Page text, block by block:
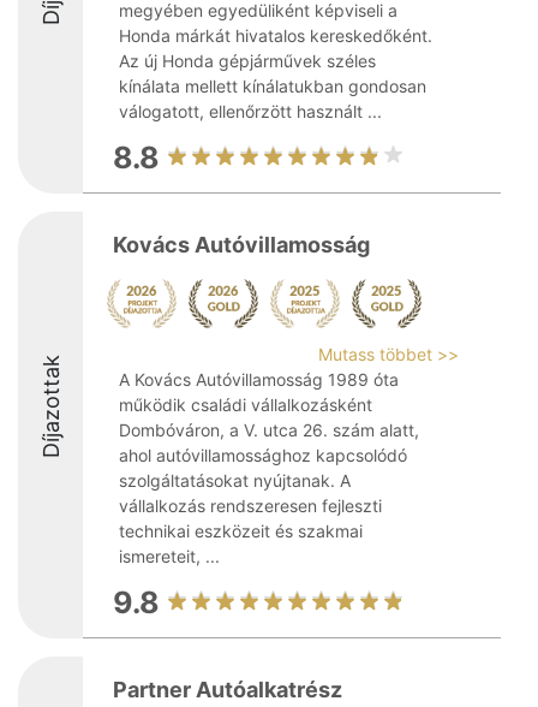
megyében egyedüliként képviseli a
Honda márkát hivatalos kereskedőként.
Az új Honda gépjárművek széles
kínálata mellett kínálatukban gondosan
válogatott, ellenőrzött használt ...
8.8
Díjazottak
Kovács Autóvillamosság
Mutass többet >>
A Kovács Autóvillamosság 1989 óta
működik családi vállalkozásként
Dombóváron, a V. utca 26. szám alatt,
ahol autóvillamossághoz kapcsolódó
szolgáltatásokat nyújtanak. A
vállalkozás rendszeresen fejleszti
technikai eszközeit és szakmai
ismereteit, ...
9.8
Partner Autóalkatrész